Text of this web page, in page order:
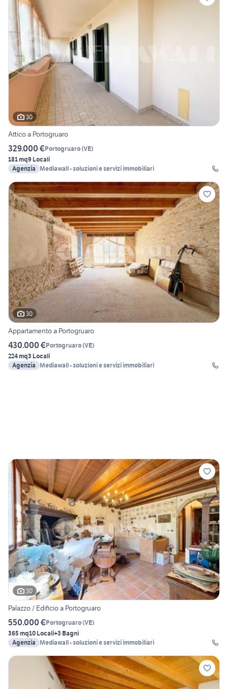
30
Attico a Portogruaro
329.000 €Portogruaro(VE)
181 mq9 Locali
Agenzia Mediawall - soluzioni e servizi immobiliari
30
Appartamento a Portogruaro
430.000 €Portogruaro(VE)
224 mq3 Locali
Agenzia Mediawall - soluzioni e servizi immobiliari
30
Palazzo / Edificio a Portogruaro
550.000 €Portogruaro(VE)
365 mq10 Locali+3 Bagni
Agenzia Mediawall - soluzioni e servizi immobiliari